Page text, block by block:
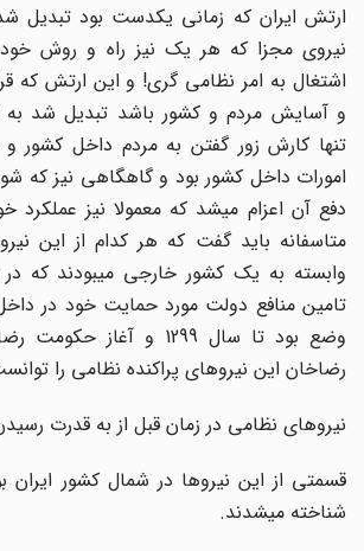
ارتش ایران که زمانی یکدست بود تبدیل
نیروی مجزا که هر یک نیز راه و روش خود
اشتغال به امر نظامی گری! و این ارتش که
و آسایش مردم و کشور باشد تبدیل شد به
تنها کارش زور گفتن به مردم داخل کشور و
امورات داخل کشور بود و گاهگاهی نیز که
دفع آن اعزام میشد که معمولا نیز عملکرد
متاسفانه باید گفت که هر کدام از این
وابسته به یک کشور خارجی میبودند که در
تامین منافع دولت مورد حمایت خود در داخل
وضع بود تا سال 1299 و آغاز
رضاخان این نیروهای پراکنده نظامی را
نیروهای نظامی در زمان قبل از به قدرت
قسمتی از این نیروها در شمال کشور ایران
شناخته میشدند.